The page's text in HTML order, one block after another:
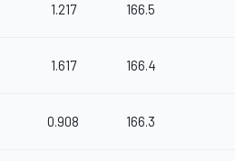
1.217 166.5
1.617 166.4
0.908 166.3